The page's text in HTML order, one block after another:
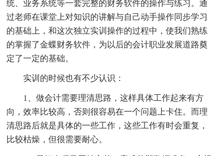
统、业务系统等一套完整的财务软件的操作与练习。通
过老师在课堂上对知识的讲解与自己动手操作同步学习
的基础上，和这次独立实训操作的过程中，使我们熟练
的掌握了金蝶财务软件，为以后的会计职业发展道路奠
定了一定的基础。
实训的时候也有不少认识：
1、做会计需要理清思路，这样具体工作起来有方
向，效率比较高，否则很容易在一个问题上卡住。而理
清思路后就是具体的一些工作，这些工作有时会重复，
比较枯燥，但很需要耐心。